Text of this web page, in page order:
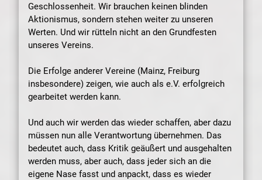
Geschlossenheit. Wir brauchen keinen blinden
Aktionismus, sondern stehen weiter zu unseren
Werten. Und wir rütteln nicht an den Grundfesten
unseres Vereins.
Die Erfolge anderer Vereine (Mainz, Freiburg
insbesondere) zeigen, wie auch als e.V. erfolgreich
gearbeitet werden kann.
Und auch wir werden das wieder schaffen, aber dazu
müssen nun alle Verantwortung übernehmen. Das
bedeutet auch, dass Kritik geäußert und ausgehalten
werden muss, aber auch, dass jeder sich an die
eigene Nase fasst und anpackt, dass es wieder